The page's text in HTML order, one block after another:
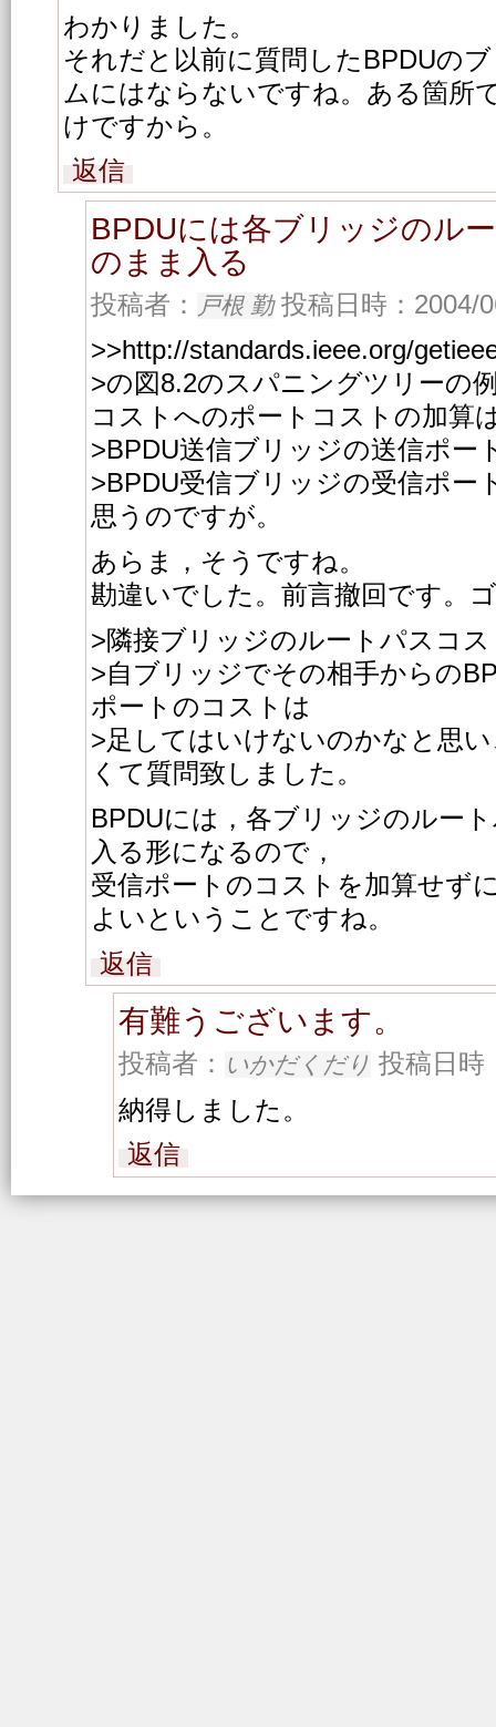
わかりました。
それだと以前に質問したBPDUの
ムにはならないですね。ある箇所
けですから。
返信
BPDUには各ブリッジのル
のまま入る
投稿者： 戸根 勤投稿日時：2004/
>>http://standards.ieee.org/
>の図8.2のスパニングツリーの
コストへのポートコストの加算
>BPDU送信ブリッジの送信ポー
>BPDU受信ブリッジの受信ポー
思うのですが。
あらま，そうですね。
勘違いでした。前言撤回です。
>隣接ブリッジのルートパスコ
>自ブリッジでその相手からの
ポートのコストは
>足してはいけないのかなと思
くて質問致しました。
BPDUには，各ブリッジのルー
入る形になるので，
受信ポートのコストを加算せず
よいということですね。
返信
有難うございます。
投稿者： いかだくだり 投稿日時
納得しました。
返信